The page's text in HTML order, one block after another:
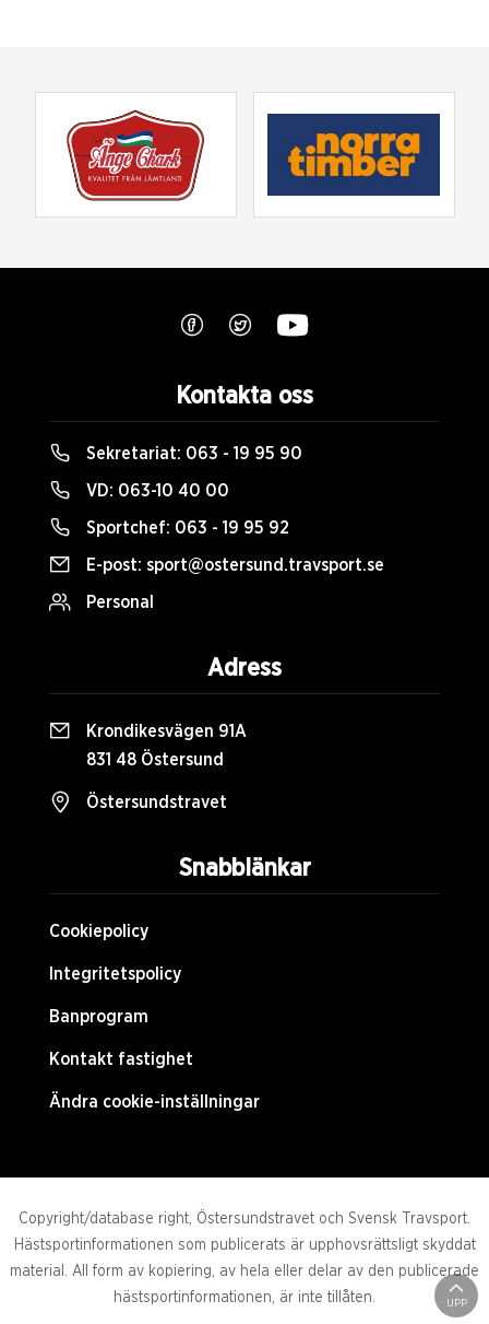
Snabblänkar
Cookiepolicy
Integritetspolicy
Banprogram
Kontakt fastighet
Ändra cookie-inställningar
Kontakta oss
Sekretariat: 063 - 19 95 90
VD: 063-10 40 00
Sportchef: 063 - 19 95 92
E-post: sport@ostersund.travsport.se
Personal
Adress
Krondikesvägen 91A
831 48 Östersund
Östersundstravet
UPP
Copyright/database right, Östersundstravet och Svensk Travsport.
Hästsportinformationen som publicerats är upphovsrättsligt skyddat
material. All form av kopiering, av hela eller delar av den publicerade
hästsportinformationen, är inte tillåten.